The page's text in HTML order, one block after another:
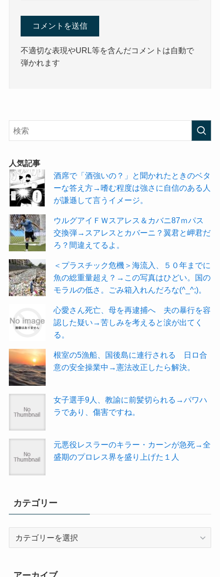
不適切な表現やURL等を含んだコメントは自動で
弾かれます
人気記事
酒席で「酒強いの？」と聞かれたときのベタ
ーな答え方→嗜む程度は強さに自信のある人
が謙遜して言うイメージ。
ウルグアイＦＷスアレス＆カバニ87ｍパス
交換弾→スアレスとカバーニ？翼君と岬君だ
ろ？間違えてるよ。
＜プラスチック危機＞海流入、５０年までに
魚の総重量超え？→この写真はひどい。国の
モラルの低さ。ごみ箱入れんだろな(^_^;)。
心愛さん死亡、母を再逮捕へ 夫の暴行を容
認した疑い→苦しみを考えると涙が出てく
る。
根室の5漁船、国後島に連行される 日ロ合
意の安全操業中→憲法改正したら解決。
女子選手9人、教諭に前髪切られる→パワハ
ラであり、傷害ですね。
元悪役レスラーのキラー・カーンが急死→全
盛期のプロレス界を盛り上げた１人
カテゴリー